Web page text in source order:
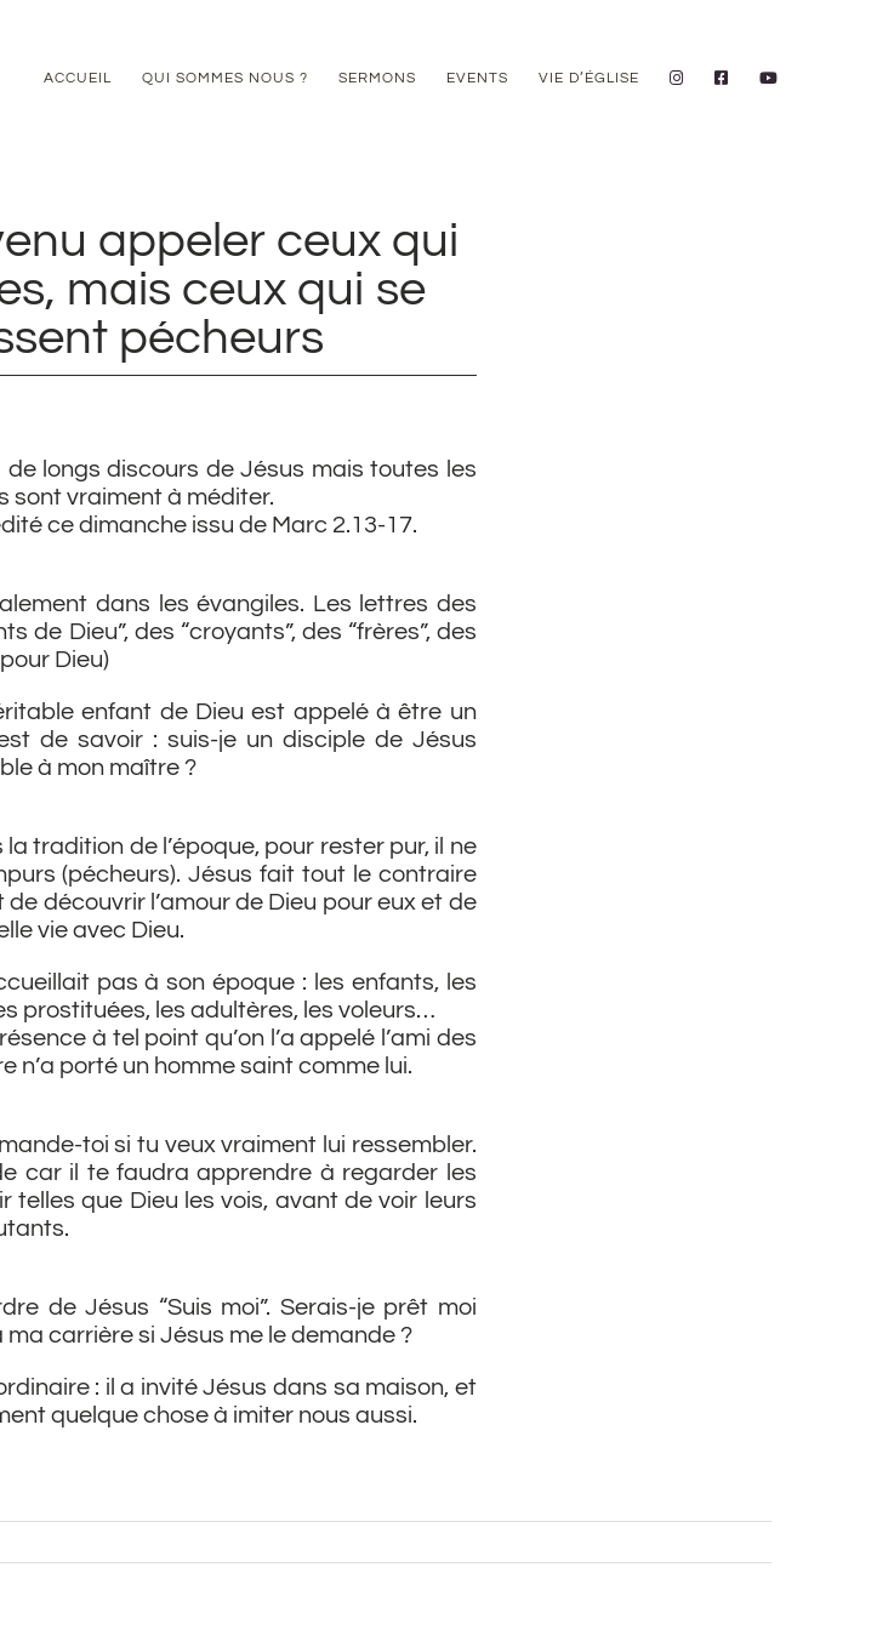
ACCUEIL QUI SOMMES NOUS ? SERMONS EVENTS VIE D’ÉGLISE
appeler ceux qui
mais ceux qui se
pécheurs
de longs discours de Jésus mais toutes les
sont vraiment à méditer.
ce dimanche issu de Marc 2.13-17.
dans les évangiles. Les lettres des
de Dieu”, des “croyants”, des “frères”, des
Dieu)
enfant de Dieu est appelé à être un
de savoir : suis-je un disciple de Jésus
à mon maître ?
tradition de l’époque, pour rester pur, il ne
(pécheurs). Jésus fait tout le contraire
découvrir l’amour de Dieu pour eux et de
vie avec Dieu.
pas à son époque : les enfants, les
prostituées, les adultères, les voleurs…
à tel point qu’on l’a appelé l’ami des
n’a porté un homme saint comme lui.
toi si tu veux vraiment lui ressembler.
car il te faudra apprendre à regarder les
telles que Dieu les vois, avant de voir leurs
de Jésus “Suis moi”. Serais-je prêt moi
carrière si Jésus me le demande ?
: il a invité Jésus dans sa maison, et
quelque chose à imiter nous aussi.